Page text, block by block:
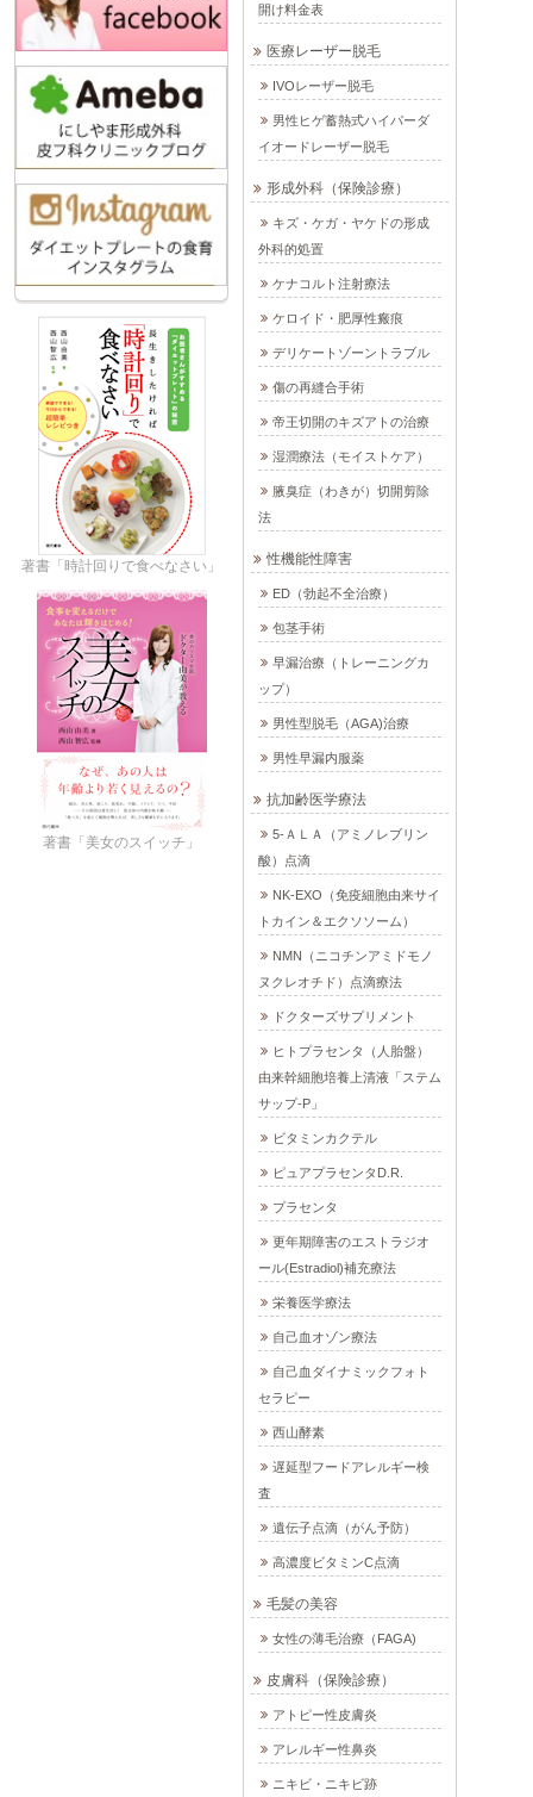
開け料金表
医療レーザー脱毛
IVOレーザー脱毛
男性ヒゲ蓄熱式ハイパーダ
イオードレーザー脱毛
形成外科（保険診療）
キズ・ケガ・ヤケドの形成
外科的処置
ケナコルト注射療法
ケロイド・肥厚性瘢痕
デリケートゾーントラブル
傷の再縫合手術
帝王切開のキズアトの治療
湿潤療法（モイストケア）
腋臭症（わきが）切開剪除
法
性機能性障害
ED（勃起不全治療）
包茎手術
早漏治療（トレーニングカ
ップ）
男性型脱毛（AGA)治療
男性早漏内服薬
抗加齢医学療法
5-ＡＬＡ（アミノレブリン
酸）点滴
NK-EXO（免疫細胞由来サイ
トカイン＆エクソソーム）
NMN（ニコチンアミドモノ
ヌクレオチド）点滴療法
ドクターズサプリメント
ヒトプラセンタ（人胎盤）
由来幹細胞培養上清液「ステム
サップ-P」
ビタミンカクテル
ピュアプラセンタD.R.
プラセンタ
更年期障害のエストラジオ
ール(Estradiol)補充療法
栄養医学療法
自己血オゾン療法
自己血ダイナミックフォト
セラピー
西山酵素
遅延型フードアレルギー検
査
遺伝子点滴（がん予防）
高濃度ビタミンC点滴
毛髪の美容
女性の薄毛治療（FAGA)
皮膚科（保険診療）
アトピー性皮膚炎
アレルギー性鼻炎
ニキビ・ニキビ跡
著書「時計回りで食べなさい」
著書「美女のスイッチ」